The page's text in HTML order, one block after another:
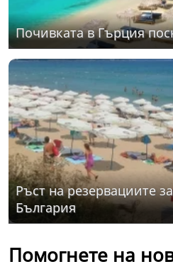
Почивката в Гърция
Ръст на резервациите
България
Помогнете на